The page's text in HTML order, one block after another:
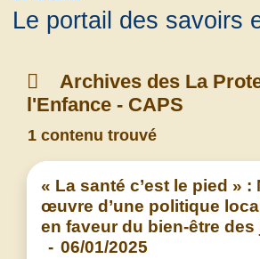
Le portail des savoirs
Archives des La
l'Enfance - CAPS
1 contenu trouvé
« La santé c’est le pied » :
œuvre d’une politique
en faveur du bien-être des
- 06/01/2025